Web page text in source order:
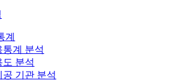
계
통계 분석
도 분석
기관 분석